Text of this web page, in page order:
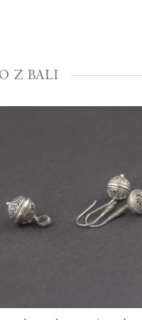
Prosto z Bali
Po męsku
Woreczki na biżuterię
Z BALI